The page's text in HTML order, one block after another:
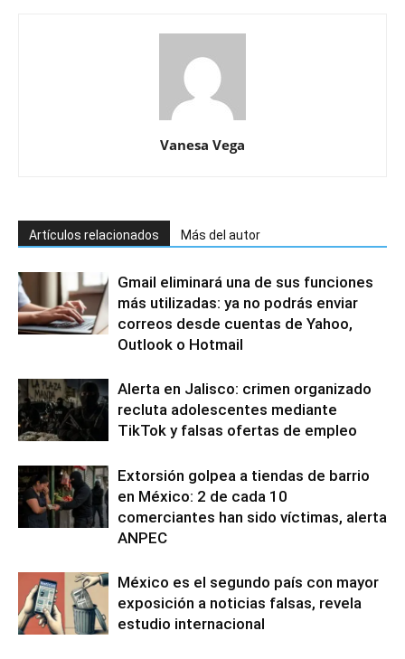
Vanesa Vega
Artículos relacionados Más del autor
Gmail eliminará una de sus funciones
más utilizadas: ya no podrás enviar
correos desde cuentas de Yahoo,
Outlook o Hotmail
Alerta en Jalisco: crimen organizado
recluta adolescentes mediante
TikTok y falsas ofertas de empleo
Extorsión golpea a tiendas de barrio
en México: 2 de cada 10
comerciantes han sido víctimas, alerta
ANPEC
México es el segundo país con mayor
exposición a noticias falsas, revela
estudio internacional